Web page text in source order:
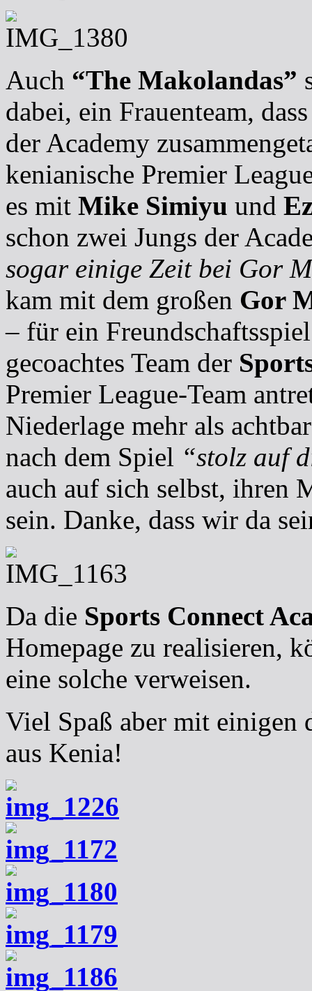
Auch “The Makolandas”
dabei, ein Frauenteam,
der Academy
kenianische Premier
es mit Mike Simiyu und
schon zwei Jungs der
sogar einige Zeit bei Gor
kam mit dem großen Gor
– für ein
gecoachtes Team der
Premier League-Team
Niederlage mehr als
nach dem Spiel “stolz auf
auch auf sich selbst, ihren
sein. Danke, dass wir da
Da die Sports Connect
Homepage zu realisieren,
eine solche verweisen.
Viel Spaß aber mit einigen
aus Kenia!